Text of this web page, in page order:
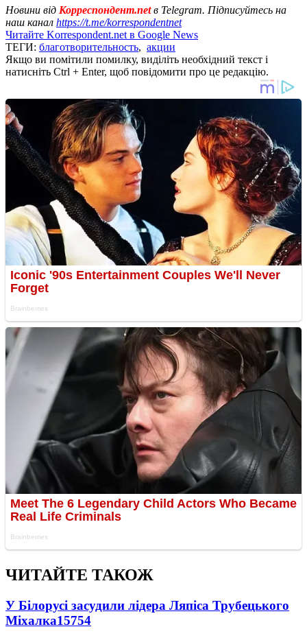
Новини від Корреспондент.netв Telegram. Підписуйтесь на
наш канал https://t.me/korrespondentnet
Читайте Korrespondent.net в Google News
ТЕГИ: благотворительность, акции
Якщо ви помітили помилку, виділіть необхідний текст і
натисніть Ctrl + Enter, щоб повідомити про це редакцію.
ЧИТАЙТЕ ТАКОЖ
У Білорусі засудили лідера Ляпіса Трубецького
Міхалка15754